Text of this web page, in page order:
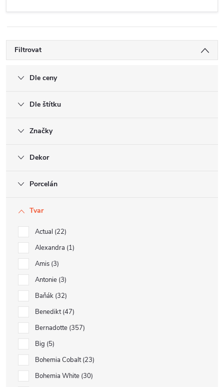
Filtrovat
Dle ceny
Dle štítku
Značky
Dekor
Porcelán
Tvar
Actual 22
Alexandra 1
Amis 3
Antonie 3
Baňák 32
Benedikt 47
Bernadotte 357
Big 5
Bohemia Cobalt 23
Bohemia White 30